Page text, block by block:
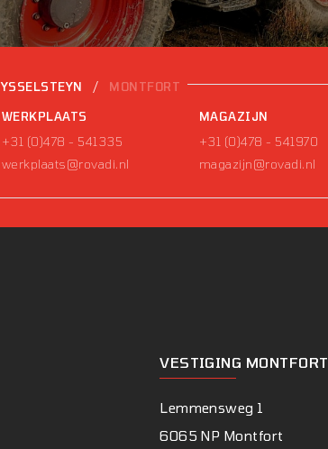
YSSELSTEYN / MONTFORT
WERKPLAATS
+31 (0)478 - 541335
werkplaats@rovadi.nl
MAGAZIJN
+31 (0)478 - 541970
magazijn@rovadi.nl
VESTIGING MONTFORT
Lemmensweg 1
6065 NP Montfort